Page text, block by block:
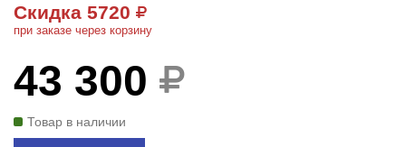
Скидка 5720
при заказе через корзину
43 300
Товар в наличии